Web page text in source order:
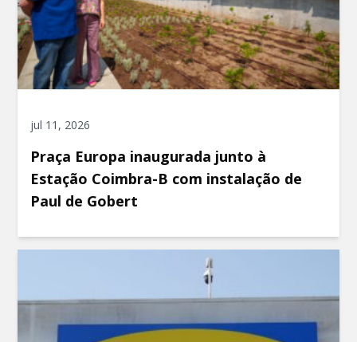
jul 11, 2026
Praça Europa inaugurada junto à
Estação Coimbra-B com instalação de
Paul de Gobert